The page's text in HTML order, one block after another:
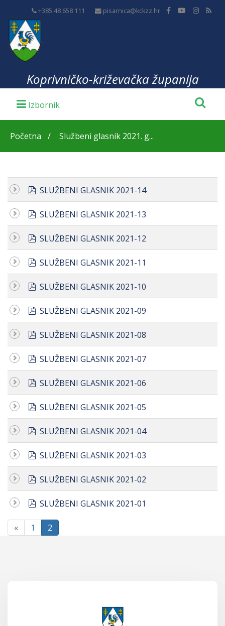
+385 48 658 111 pisarnica@kckzz.hr
Koprivničko-križevačka županija
Početna Službeni glasnik 2021. g...
pdf
SLUŽBENI GLASNIK 2021-14
pdf
SLUŽBENI GLASNIK 2021-13
pdf
SLUŽBENI GLASNIK 2021-12
pdf
SLUŽBENI GLASNIK 2021-11
pdf
SLUŽBENI GLASNIK 2021-10
pdf
SLUŽBENI GLASNIK 2021-09
pdf
SLUŽBENI GLASNIK 2021-08
pdf
SLUŽBENI GLASNIK 2021-07
pdf
SLUŽBENI GLASNIK 2021-06
pdf
SLUŽBENI GLASNIK 2021-05
pdf
SLUŽBENI GLASNIK 2021-04
pdf
SLUŽBENI GLASNIK 2021-03
pdf
SLUŽBENI GLASNIK 2021-02
pdf
SLUŽBENI GLASNIK 2021-01
« 1 2